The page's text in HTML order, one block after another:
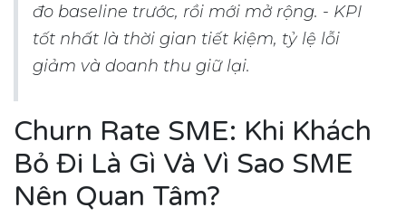
đo baseline trước, rồi mới mở rộng. - KPI
tốt nhất là thời gian tiết kiệm, tỷ lệ lỗi
giảm và doanh thu giữ lại.
Churn Rate SME: Khi Khách
Bỏ Đi Là Gì Và Vì Sao SME
Nên Quan Tâm?